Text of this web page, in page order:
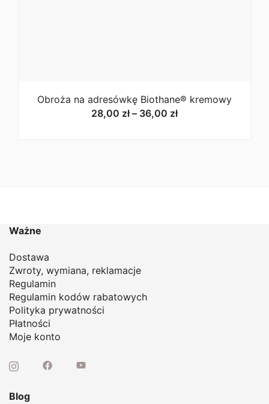
Obroża na adresówkę Biothane® kremowy
28,00 zł – 36,00 złZakres
Ważne
Dostawa
Zwroty, wymiana, reklamacje
Regulamin
Regulamin kodów rabatowych
Polityka prywatności
Płatności
Moje konto
Blog